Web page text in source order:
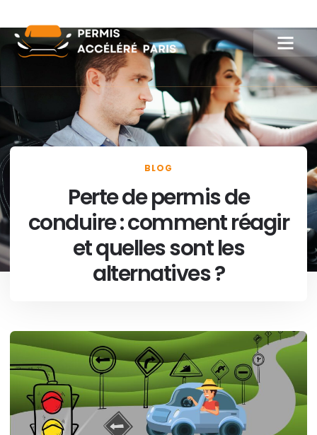
BLOG
Perte de permis de
conduire : comment réagir
et quelles sont les
alternatives ?